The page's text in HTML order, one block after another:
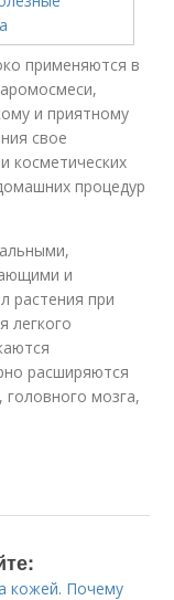
применяются в
и приятному
свое
косметических
процедур
и
растения при
легкого
расширяются
мозга,
кожей. Почему